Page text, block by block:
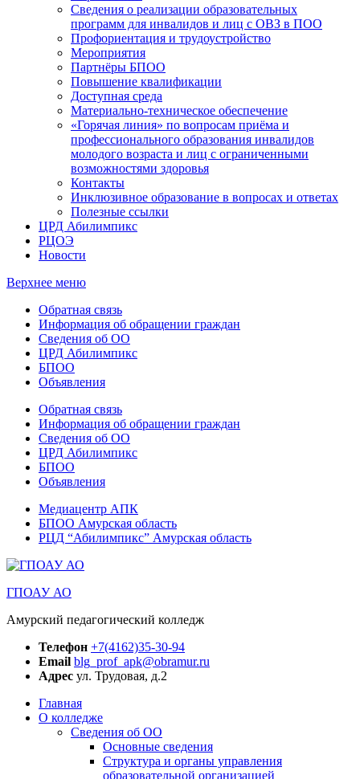
Сведения о реализации образовательных
программ для инвалидов и лиц с ОВЗ в ПОО
Профориентация и трудоустройство
Мероприятия
Партнёры БПОО
Повышение квалификации
Доступная среда
Материально-техническое обеспечение
«Горячая линия» по вопросам приёма и
профессионального образования инвалидов
молодого возраста и лиц с ограниченными
возможностями здоровья
Контакты
Инклюзивное образование в вопросах и ответах
Полезные ссылки
ЦРД Абилимпикс
РЦОЭ
Новости
Верхнее меню
Обратная связь
Информация об обращении граждан
Сведения об ОО
ЦРД Абилимпикс
БПОО
Объявления
Обратная связь
Информация об обращении граждан
Сведения об ОО
ЦРД Абилимпикс
БПОО
Объявления
Медиацентр АПК
БПОО Амурская область
РЦД “Абилимпикс” Амурская область
ГПОАУ АО
Амурский педагогический колледж
Телефон +7(4162)35-30-94
Email blg_prof_apk@obramur.ru
Адрес ул. Трудовая, д.2
Главная
О колледже
Сведения об ОО
Основные сведения
Структура и органы управления
образовательной организацией